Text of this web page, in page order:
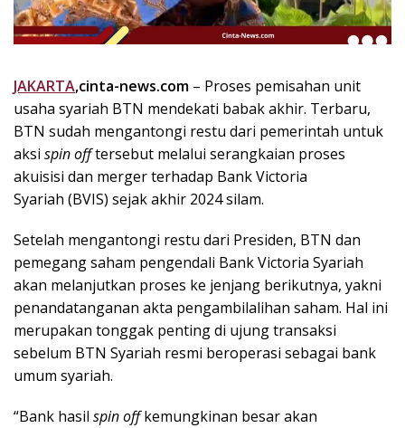
n
i
,
e
n
u
h
s
i
r
a
s
i
!
JAKARTA,cinta-news.com – Proses pemisahan unit
usaha syariah BTN mendekati babak akhir. Terbaru,
BTN sudah mengantongi restu dari pemerintah untuk
aksi spin offtersebut melalui serangkaian proses
akuisisi dan merger terhadap Bank Victoria
Syariah (BVIS) sejak akhir 2024 silam.
Setelah mengantongi restu dari Presiden, BTN dan
pemegang saham pengendali Bank Victoria Syariah
akan melanjutkan proses ke jenjang berikutnya, yakni
penandatanganan akta pengambilalihan saham. Hal ini
merupakan tonggak penting di ujung transaksi
sebelum BTN Syariah resmi beroperasi sebagai bank
umum syariah.
“Bank hasil spin offkemungkinan besar akan